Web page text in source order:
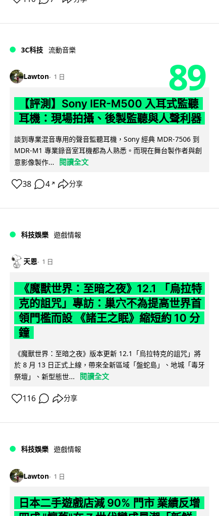
3C科技 流動音樂
Lawton 1 日 89
【評測】Sony IER-M500 入耳式監聽
耳機：現場拍攝、後製監聽與人聲利器
談到專業混音專用的聲音監聽耳機，Sony 經典 MDR-7506 到
MDR-M1 專業錄音室耳機都為人熟悉。而現在舞台製作者與創
意影像製作...
閱讀全文
38 4 ↗ 分享
科技娛樂 遊戲情報
天恩 1 日
《魔獸世界：至暗之夜》12.1 「烏拉特
克的詛咒」專訪：巢穴不為提高世界首
領門檻而設 《諸王之眠》縮短約 10 分
鐘
《魔獸世界：至暗之夜》版本更新 12.1「烏拉特克的詛咒」將
於 8 月 13 日正式上線，帶來全新區域「盤蛇島」、地城「毒牙
祭壇」、新型態世...
閱讀全文
116 分享
科技娛樂 遊戲情報
Lawton 1 日
日本二手遊戲店減 90% 門市 業績反增